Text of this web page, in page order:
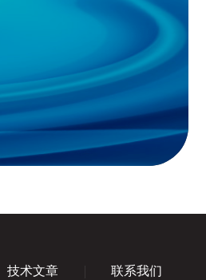
技术文章 联系我们